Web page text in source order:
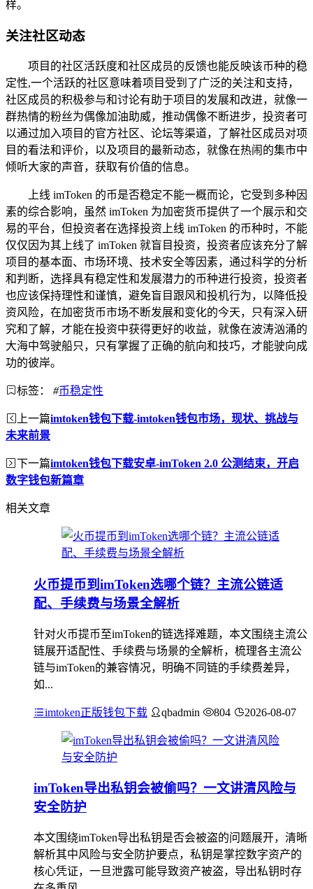
样。
关注社区动态
项目的社区活跃度和社区成员的反馈也能反映该币种的稳
定性,一个活跃的社区意味着项目受到了广泛的关注和支持，
社区成员的积极参与和讨论有助于项目的发展和改进，就像一
群热情的粉丝为偶像加油助威，推动偶像不断进步，投资者可
以通过加入项目的官方社区、论坛等渠道，了解社区成员对项
目的看法和评价，以及项目的最新动态，就像在热闹的集市中
倾听大家的声音，获取有价值的信息。
上线 imToken 的币是否稳定不能一概而论，它受到多种因
素的综合影响，虽然 imToken 为加密货币提供了一个展示和交
易的平台，但投资者在选择投资上线 imToken 的币种时，不能
仅仅因为其上线了 imToken 就盲目投资，投资者应该充分了解
项目的基本面、市场环境、技术安全等因素，通过科学的分析
和判断，选择具有稳定性和发展潜力的币种进行投资，投资者
也应该保持理性和谨慎，避免盲目跟风和投机行为，以降低投
资风险，在加密货币市场不断发展和变化的今天，只有深入研
究和了解，才能在投资中获得更好的收益，就像在波涛汹涌的
大海中驾驶船只，只有掌握了正确的航向和技巧，才能驶向成
功的彼岸。
标签： #币稳定性
上一篇imtoken钱包下载-imtoken钱包市场，现状、挑战与
未来前景
下一篇imtoken钱包下载安卓-imToken 2.0 公测结束，开启
数字钱包新篇章
相关文章
火币提币到imToken选哪个链？主流公链适
配、手续费与场景全解析
针对火币提币至imToken的链选择难题，本文围绕主流公
链展开适配性、手续费与场景的全解析，梳理各主流公
链与imToken的兼容情况，明确不同链的手续费差异，
如...
imtoken正版钱包下载 qbadmin 804 2026-08-07
imToken导出私钥会被偷吗？一文讲清风险与
安全防护
本文围绕imToken导出私钥是否会被盗的问题展开，清晰
解析其中风险与安全防护要点，私钥是掌控数字资产的
核心凭证，一旦泄露可能导致资产被盗，导出私钥时存